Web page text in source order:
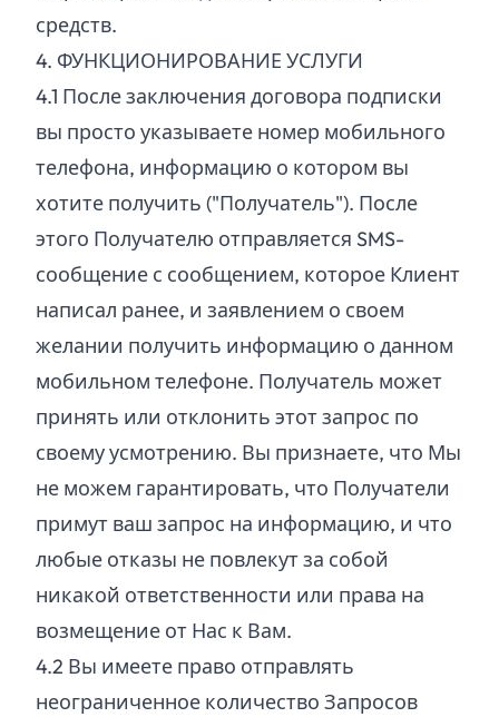
средств.
4. ФУНКЦИОНИРОВАНИЕ УСЛУГИ
4.1 После заключения договора подписки
вы просто указываете номер мобильного
телефона, информацию о котором вы
хотите получить ("Получатель"). После
этого Получателю отправляется SMS-
сообщение с сообщением, которое Клиент
написал ранее, и заявлением о своем
желании получить информацию о данном
мобильном телефоне. Получатель может
принять или отклонить этот запрос по
своему усмотрению. Вы признаете, что Мы
не можем гарантировать, что Получатели
примут ваш запрос на информацию, и что
любые отказы не повлекут за собой
никакой ответственности или права на
возмещение от Нас к Вам.
4.2 Вы имеете право отправлять
неограниченное количество Запросов